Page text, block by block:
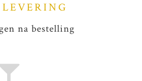
na bestelling